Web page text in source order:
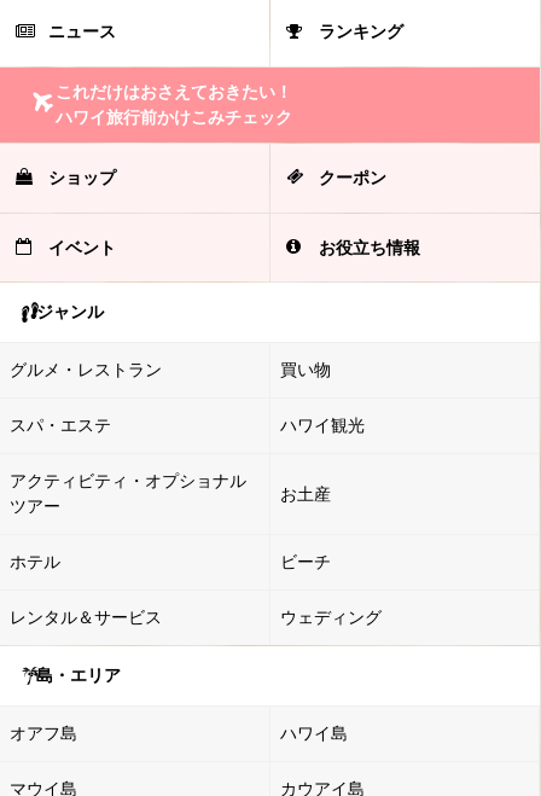
ニュース ランキング
これだけはおさえておきたい！
ハワイ旅行前かけこみチェック
ショップ クーポン
イベント お役立ち情報
ジャンル
グルメ・レストラン 買い物
スパ・エステ ハワイ観光
アクティビティ・オプショナル
ツアー
お土産
ホテル ビーチ
レンタル＆サービス ウェディング
島・エリア
オアフ島 ハワイ島
マウイ島 カウアイ島